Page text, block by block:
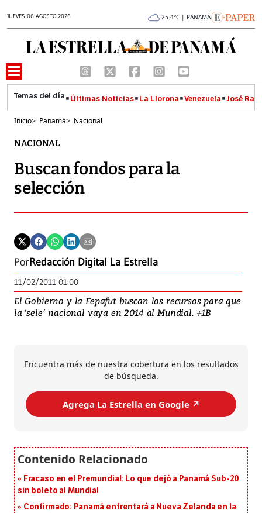
JUEVES 06 AGOSTO 2026 25.4°C | PANAMÁ
Últimas Noticias La Llorona Venezuela José
Inicio> Panamá> Nacional
NACIONAL
Buscan fondos para la
selección
PorRedacción Digital La Estrella
11/02/2011 01:00
El Gobierno y la Fepafut buscan los recursos para que
la ‘sele’ nacional vaya en 2014 al Mundial. +1B
Encuentra más de nuestra cobertura en los resultados
de búsqueda.
Agrega La Estrella en Google ↗️
Fracaso en el Premundial: Lo que dejó a Panamá Sub-20
sin boleto al Mundial
Confirmado: Panamá enfrentará a Nueva Zelanda en la